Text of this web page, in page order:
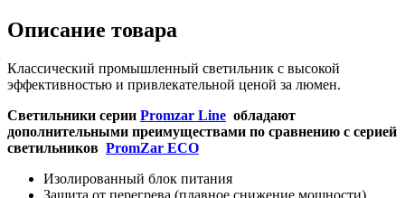
Описание товара
Классический промышленный светильник с высокой
эффективностью и привлекательной ценой за люмен.
Светильники серии Promzar Line обладают
дополнительными преимуществами по сравнению с серией
светильников PromZar ECO
Изолированный блок питания
Защита от перегрева (плавное снижение мощности)